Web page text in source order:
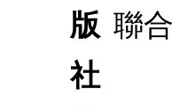
版
社
聯